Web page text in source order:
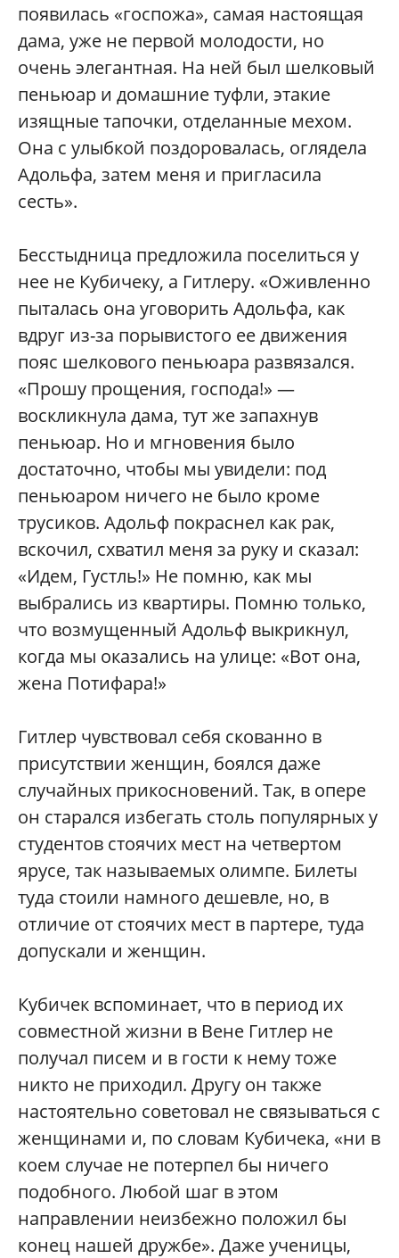
появилась «госпожа», самая настоящая
дама, уже не первой молодости, но
очень элегантная. На ней был шелковый
пеньюар и домашние туфли, этакие
изящные тапочки, отделанные мехом.
Она с улыбкой поздоровалась, оглядела
Адольфа, затем меня и пригласила
сесть».
Бесстыдница предложила поселиться у
нее не Кубичеку, а Гитлеру. «Оживленно
пыталась она уговорить Адольфа, как
вдруг из-за порывистого ее движения
пояс шелкового пеньюара развязался.
«Прошу прощения, господа!» —
воскликнула дама, тут же запахнув
пеньюар. Но и мгновения было
достаточно, чтобы мы увидели: под
пеньюаром ничего не было кроме
трусиков. Адольф покраснел как рак,
вскочил, схватил меня за руку и сказал:
«Идем, Густль!» Не помню, как мы
выбрались из квартиры. Помню только,
что возмущенный Адольф выкрикнул,
когда мы оказались на улице: «Вот она,
жена Потифара!»
Гитлер чувствовал себя скованно в
присутствии женщин, боялся даже
случайных прикосновений. Так, в опере
он старался избегать столь популярных у
студентов стоячих мест на четвертом
ярусе, так называемых олимпе. Билеты
туда стоили намного дешевле, но, в
отличие от стоячих мест в партере, туда
допускали и женщин.
Кубичек вспоминает, что в период их
совместной жизни в Вене Гитлер не
получал писем и в гости к нему тоже
никто не приходил. Другу он также
настоятельно советовал не связываться с
женщинами и, по словам Кубичека, «ни в
коем случае не потерпел бы ничего
подобного. Любой шаг в этом
направлении неизбежно положил бы
конец нашей дружбе». Даже ученицы,